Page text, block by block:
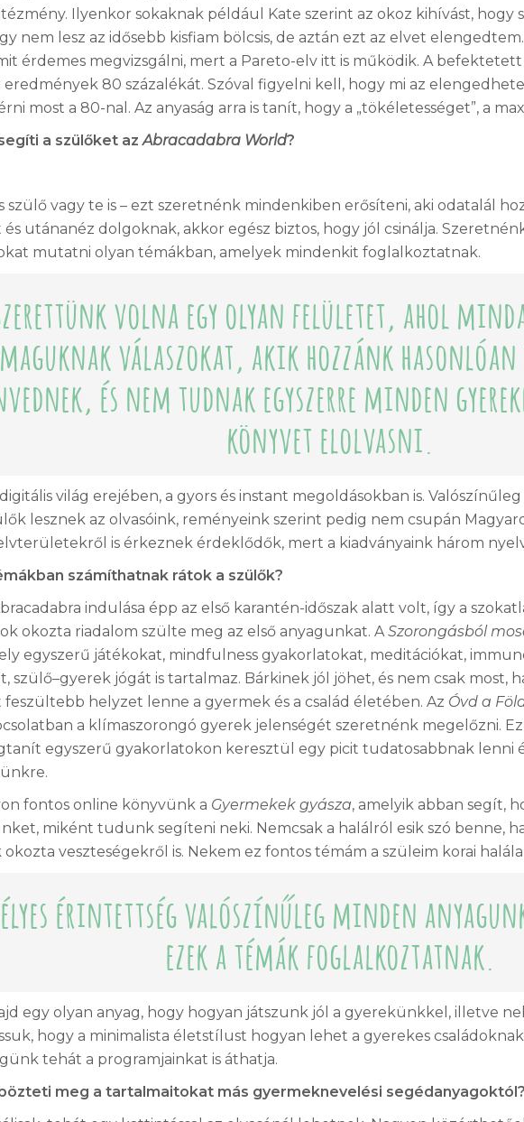
Ilyenkor sokaknak például Kate szerint az okoz kihívást, hogy
nem lesz az idősebb kisfiam bölcsis, de aztán ezt az elvet
érdemes megvizsgálni, mert a Pareto-elv itt is működik. A befektetett
eredmények 80 százalékát. Szóval figyelni kell, hogy mi az
most a 80-nal. Az anyaság arra is tanít, hogy a „tökéletességet”, a
a szülőket azAbracadabra World?
szülő vagy te is – ezt szeretnénk mindenkiben erősíteni, aki odatalál
és utánanéz dolgoknak, akkor egész biztos, hogy jól csinálja.
mutatni olyan témákban, amelyek mindenkit foglalkoztatnak.
volna egy olyan felületet, ahol
maguknak válaszokat, akik hozzánk
és nem tudnak egyszerre minden
könyvet elolvasni.
világ erejében, a gyors és instant megoldásokban is.
lesznek az olvasóink, reményeink szerint pedig nem csupán
is érkeznek érdeklődők, mert a kiadványaink három
számíthatnak rátok a szülők?
indulása épp az első karantén-időszak alatt volt, így a
okozta riadalom szülte meg az első anyagunkat. ASzorongásból
egyszerű játékokat, mindfulness gyakorlatokat, meditációkat,
szülő–gyerek jógát is tartalmaz. Bárkinek jól jöhet, és nem csak most,
feszültebb helyzet lenne a gyermek és a család életében. Az Óvd a
a klímaszorongó gyerek jelenségét szeretnénk megelőzni.
egyszerű gyakorlatokon keresztül egy picit tudatosabbnak lenni
fontos online könyvünk a Gyermekek gyásza, amelyik abban segít,
miként tudunk segíteni neki. Nemcsak a halálról esik szó benne,
okozta veszteségekről is. Nekem ez fontos témám a szüleim korai halála
érintettség valószínűleg minden
ezek a témák foglalkoztatnak.
egy olyan anyag, hogy hogyan játszunk jól a gyerekünkkel, illetve
hogy a minimalista életstílust hogyan lehet a gyerekes családoknak
tehát a programjainkat is áthatja.
meg a tartalmaitokat más gyermeknevelési segédanyagoktól?